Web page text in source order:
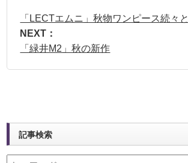
「LECTエムニ」秋物ワンピース続々と
NEXT：
「緑井M2」秋の新作
記事検索